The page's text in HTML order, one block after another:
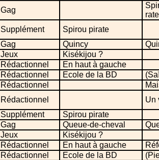
Gag
Supplément
Spirou pirate
Gag Quincy
Jeux
Kisékijou ?
Rédactionnel
En haut à gauche
Rédactionnel Ecole de la BD
Rédactionnel
Rédactionnel
Un
Supplément
Spirou pirate
Gag Queue-de-cheval
Jeux
Kisékijou ?
Rédactionnel En haut à gauche
Rédactionnel Ecole de la BD